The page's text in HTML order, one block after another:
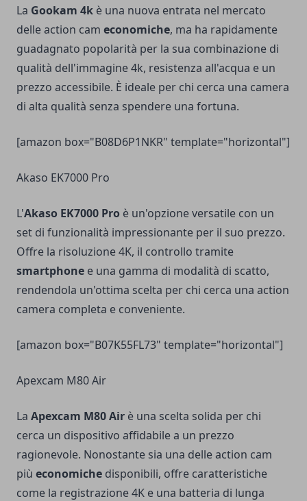
La Gookam 4k è una nuova entrata nel mercato
delle action cam economiche, ma ha rapidamente
guadagnato popolarità per la sua combinazione di
qualità dell'immagine 4k, resistenza all'acqua e un
prezzo accessibile. È ideale per chi cerca una camera
di alta qualità senza spendere una fortuna.
[amazon box="B08D6P1NKR" template="horizontal"]
Akaso EK7000 Pro
L'Akaso EK7000 Pro è un'opzione versatile con un
set di funzionalità impressionante per il suo prezzo.
Offre la risoluzione 4K, il controllo tramite
smartphone e una gamma di modalità di scatto,
rendendola un'ottima scelta per chi cerca una action
camera completa e conveniente.
[amazon box="B07K55FL73" template="horizontal"]
Apexcam M80 Air
La Apexcam M80 Air è una scelta solida per chi
cerca un dispositivo affidabile a un prezzo
ragionevole. Nonostante sia una delle action cam
più economiche disponibili, offre caratteristiche
come la registrazione 4K e una batteria di lunga